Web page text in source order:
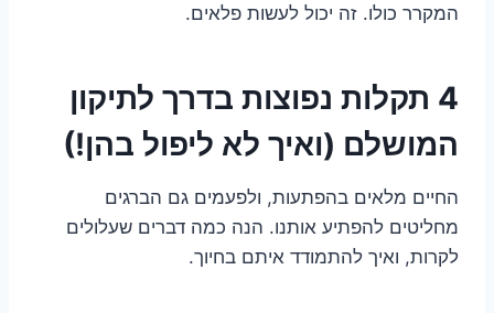
המקרר כולו. זה יכול לעשות פלאים.
4 תקלות נפוצות בדרך לתיקון
המושלם (ואיך לא ליפול בהן!)
החיים מלאים בהפתעות, ולפעמים גם הברגים
מחליטים להפתיע אותנו. הנה כמה דברים שעלולים
לקרות, ואיך להתמודד איתם בחיוך.